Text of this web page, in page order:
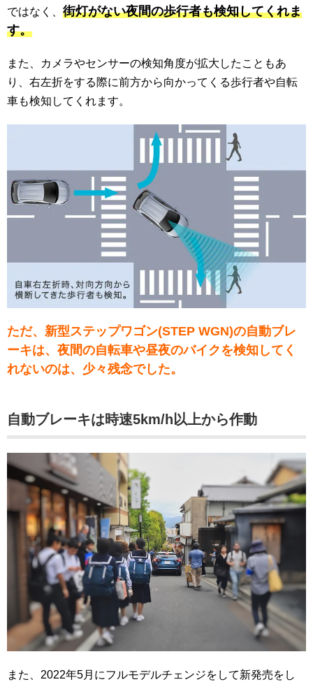
ではなく、 街灯がない夜間の歩行者も検知してくれま
す。
また、カメラやセンサーの検知角度が拡大したこともあ
り、右左折をする際に前方から向かってくる歩行者や自転
車も検知してくれます。
ただ、新型ステップワゴン(STEP WGN)の自動ブレ
ーキは、夜間の自転車や昼夜のバイクを検知してく
れないのは、少々残念でした。
自動ブレーキは時速5km/h以上から作動
また、2022年5月にフルモデルチェンジをして新発売をし